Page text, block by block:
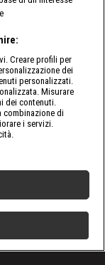
Creare profili per
dei
personalizzati.
Misurare
dei contenuti.
di
i servizi.